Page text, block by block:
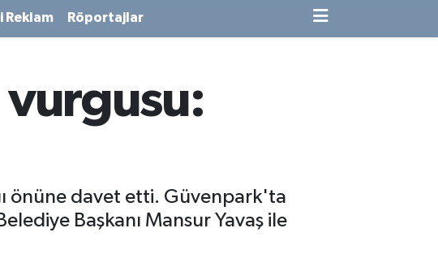
Reklam Röportajlar
önüne davet etti. Güvenpark'ta
Başkanı Mansur Yavaş ile